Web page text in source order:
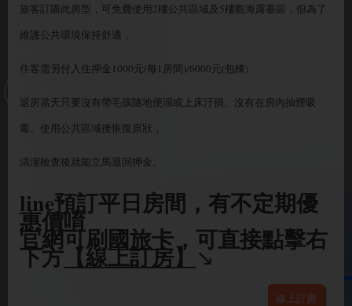
旅客訂購此房型，可免費使用2樓公共區域及5樓觀海露臺區，但為了
維護公共環境保持舒適，
住客需另付入住押金1000元(每1房間)/6000元(包棟)
退房當天只要沒有帶毛孩隨地便溺或上床汙損、沒有在房內抽煙吸
毒、使用公共區域後恢復原狀，
清潔檢查後就能立馬退回押金。
line預訂平日房間，有不定期優
惠價唷
官網可刷國旅卡，可直接點擊右
下方 【線上訂房】 ↘️
線上訂房